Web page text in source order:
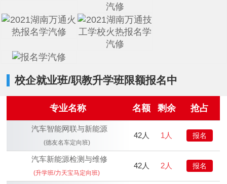
校企就业班/职教升学班限额报名中
专业名称 名额 剩余 抢占
汽车智能网联与新能源
(德友名车定向班)
42人 1人 报名
汽车新能源检测与维修
(升学班/力天宝马定向班)
42人 2人 报名